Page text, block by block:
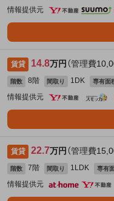
情報提供元
賃貸 14.8万円 （管理費
階数 8階 間取り 1DK 専有面
情報提供元
賃貸 22.7万円 （管理費
階数 7階 間取り 1LDK 専有
情報提供元